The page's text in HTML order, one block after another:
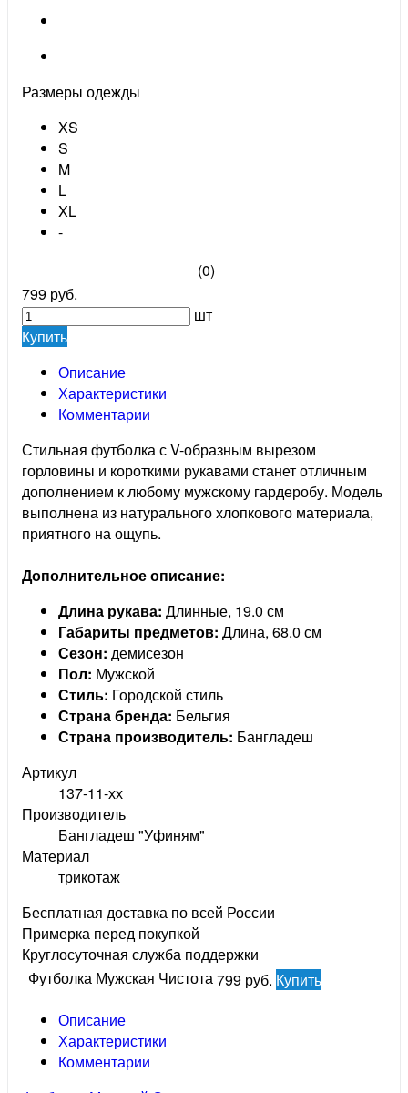
Размеры одежды
XS
S
M
L
XL
-
(0)
799 руб.
шт
Купить
Описание
Характеристики
Комментарии
Стильная футболка с V-образным вырезом
горловины и короткими рукавами станет отличным
дополнением к любому мужскому гардеробу. Модель
выполнена из натурального хлопкового материала,
приятного на ощупь.
Дополнительное описание:
Длина рукава: Длинные, 19.0 см
Габариты предметов: Длина, 68.0 см
Сезон: демисезон
Пол: Мужской
Стиль: Городской стиль
Страна бренда: Бельгия
Страна производитель: Бангладеш
Артикул
137-11-хх
Производитель
Бангладеш "Уфиням"
Материал
трикотаж
Бесплатная доставка по всей России
Примерка перед покупкой
Круглосуточная служба поддержки
Футболка Мужская Чистота799 руб. Купить
Описание
Характеристики
Комментарии